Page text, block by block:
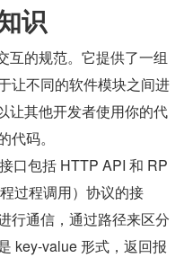
识
互的规范。它提供了一组
让不同的软件模块之间进
让其他开发者使用你的代
码。
口包括 HTTP API 和 RP
过程调用）协议的接
行通信，通过路径来区分
key-value 形式，返回报